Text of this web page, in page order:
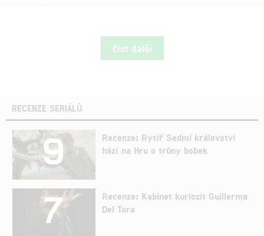
číst další
RECENZE SERIÁLŮ
9
Recenze: Rytíř Sedmi království
hází na Hru o trůny bobek
7
Recenze: Kabinet kuriozit Guillerma
Del Tora